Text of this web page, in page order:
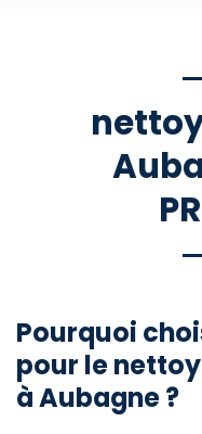
Pourquoi
pour le
à Aubagne ?